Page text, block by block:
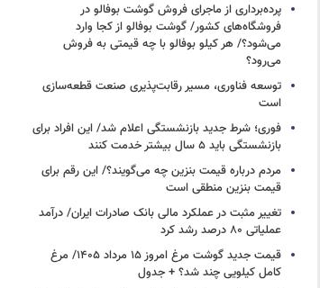
پرده‌برداری از ماجرای فروش گوشت بوفالو در
فروشگاه‌های کشور/ گوشت بوفالو از کجا وارد
می‌شود؟/ هر کیلو بوفالو با چه قیمتی به فروش
می‌رود؟
توسعه فناوری، مسیر رقابت‌پذیری صنعت قطعه‌سازی
است
فوری؛ شرط جدید بازنشستگی اعلام شد/ این افراد برای
بازنشستگی باید ۵ سال بیشتر خدمت کنند
مردم درباره قیمت بنزین چه می‌گویند؟/ این رقم برای
قیمت بنزین منطقی است
تغییر مثبت در عملکرد مالی بانک صادرات ایران/ درآمد
عملیاتی ۸۰ درصد رشد کرد
قیمت جدید گوشت مرغ امروز ۱۵ مرداد ۱۴۰۵/ مرغ
کامل کیلویی چند شد؟ + جدول